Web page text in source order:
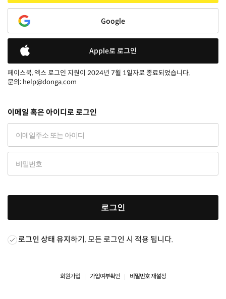
Google
Apple로 로그인
페이스북, 엑스 로그인 지원이 2024년 7월 1일자로 종료되었습니다.
문의: help@donga.com
이메일 혹은 아이디로 로그인
로그인
로그인 상태 유지하기. 모든 로그인 시 적용 됩니다.
회원가입 가입여부확인 비밀번호 재설정